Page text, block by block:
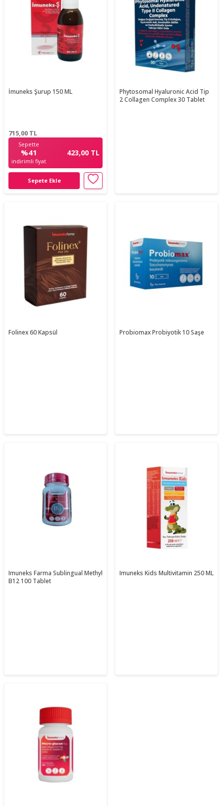
İmuneks Şurup 150 ML
715,00 TL
Sepette
%41
indirimli fiyat
423,00 TL
Sepete Ekle
Phytosomal Hyaluronic Acid Tip
2 Collagen Complex 30 Tablet
Folinex 60 Kapsül Probiomax Probiyotik 10 Saşe
Imuneks Farma Sublingual Methyl
B12 100 Tablet
Imuneks Kids Multivitamin 250 ML